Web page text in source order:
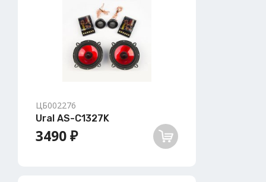
ЦБ002276
Ural AS-C1327K
3490 ₽